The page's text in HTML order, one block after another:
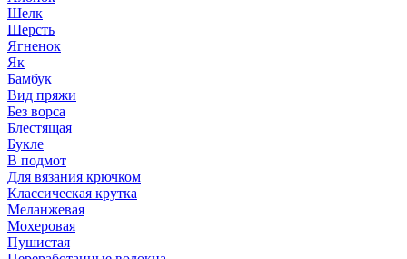
Шелк
Шерсть
Ягненок
Як
Бамбук
Вид пряжи
Без ворса
Блестящая
Букле
В подмот
Для вязания крючком
Классическая крутка
Меланжевая
Мохеровая
Пушистая